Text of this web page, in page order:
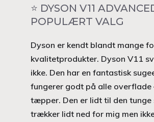
⭐ DYSON V11
POPULÆRT VALG
Dyson er kendt blandt mange
kvalitetprodukter. Dyson V11
ikke. Den har en fantastisk
fungerer godt på alle overflade
tæpper. Den er lidt til den tunge
trækker lidt ned for mig men